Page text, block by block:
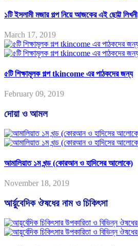
১টি ইসলামী মজার গল্প নিয়ে আজকের এই ছোট্ট লিখনী
March 17, 2019
৫টি শিক্ষামূলক গল্প tkincome এর পাঠকদের জন্য
February 09, 2019
দোয়া ও আমল
আমালিয়াত ১ম খন্ড (কোরআন ও হাদিসের আলোকে)
November 18, 2019
আর্য়ুবেদিক ঔষধের নাম ও চিকিৎসা